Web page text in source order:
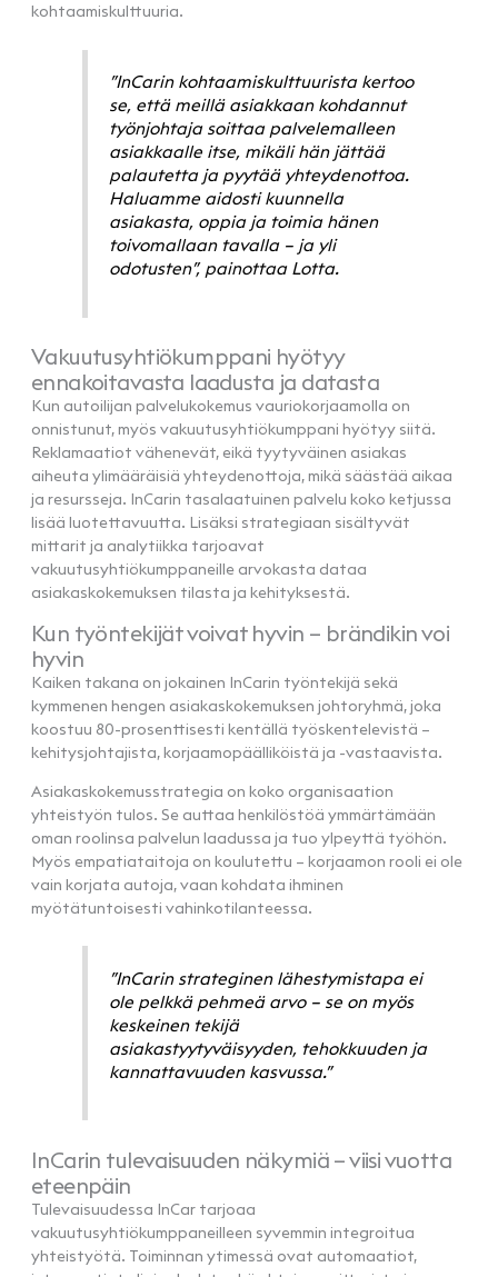
kohtaamiskulttuuria.
”InCarin kohtaamiskulttuurista kertoo
se, että meillä asiakkaan kohdannut
työnjohtaja soittaa palvelemalleen
asiakkaalle itse, mikäli hän jättää
palautetta ja pyytää yhteydenottoa.
Haluamme aidosti kuunnella
asiakasta, oppia ja toimia hänen
toivomallaan tavalla – ja yli
odotusten”, painottaa Lotta.
Vakuutusyhtiökumppani hyötyy
ennakoitavasta laadusta ja datasta
Kun autoilijan palvelukokemus vauriokorjaamolla on
onnistunut, myös vakuutusyhtiökumppani hyötyy siitä.
Reklamaatiot vähenevät, eikä tyytyväinen asiakas
aiheuta ylimääräisiä yhteydenottoja, mikä säästää aikaa
ja resursseja. InCarin tasalaatuinen palvelu koko ketjussa
lisää luotettavuutta. Lisäksi strategiaan sisältyvät
mittarit ja analytiikka tarjoavat
vakuutusyhtiökumppaneille arvokasta dataa
asiakaskokemuksen tilasta ja kehityksestä.
Kun työntekijät voivat hyvin – brändikin voi
hyvin
Kaiken takana on jokainen InCarin työntekijä sekä
kymmenen hengen asiakaskokemuksen johtoryhmä, joka
koostuu 80-prosenttisesti kentällä työskentelevistä –
kehitysjohtajista, korjaamopäälliköistä ja -vastaavista.
Asiakaskokemusstrategia on koko organisaation
yhteistyön tulos. Se auttaa henkilöstöä ymmärtämään
oman roolinsa palvelun laadussa ja tuo ylpeyttä työhön.
Myös empatiataitoja on koulutettu – korjaamon rooli ei ole
vain korjata autoja, vaan kohdata ihminen
myötätuntoisesti vahinkotilanteessa.
”InCarin strateginen lähestymistapa ei
ole pelkkä pehmeä arvo – se on myös
keskeinen tekijä
asiakastyytyväisyyden, tehokkuuden ja
kannattavuuden kasvussa.”
InCarin tulevaisuuden näkymiä – viisi vuotta
eteenpäin
Tulevaisuudessa InCar tarjoaa
vakuutusyhtiökumppaneilleen syvemmin integroitua
yhteistyötä. Toiminnan ytimessä ovat automaatiot,